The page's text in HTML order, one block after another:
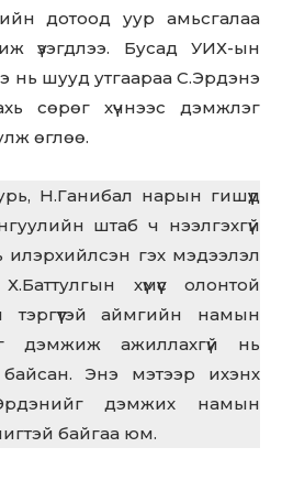
дотоод уур амьсгалаа
үзэгдлээ. Бусад УИХ-ын
нь шууд утгаараа С.Эрдэнэ
сөрөг хүчнээс дэмжлэг
өглөө.
Н.Ганибал нарын гишүүд
штаб ч нээлгэхгүй
илэрхийлсэн гэх мэдээлэл
хүмүүс олонтой
тэргүүтэй аймгийн намын
дэмжиж ажиллахгүй нь
Энэ мэтээр ихэнх
дэмжих намын
байгаа юм.